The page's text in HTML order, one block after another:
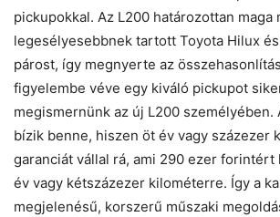
pickupokkal. Az L200 határozottan maga
legesélyesebbnek tartott Toyota Hilux
párost, így megnyerte az
figyelembe véve egy kiváló pickupot
megismernünk az új L200 személyében.
bízik benne, hiszen öt év vagy százezer
garanciát vállal rá, ami 290 ezer
év vagy kétszázezer kilométerre. Így a
megjelenésű, korszerű műszaki